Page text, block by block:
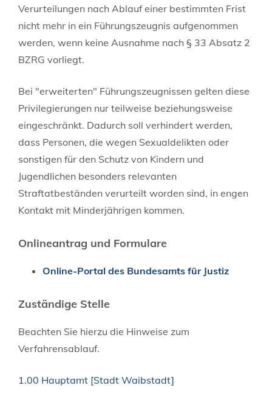
Verurteilungen nach Ablauf einer bestimmten Frist
nicht mehr in ein Führungszeugnis aufgenommen
werden, wenn keine Ausnahme nach § 33 Absatz 2
BZRG vorliegt.
Bei "erweiterten" Führungszeugnissen gelten diese
Privilegierungen nur teilweise beziehungsweise
eingeschränkt. Dadurch soll verhindert werden,
dass Personen, die wegen Sexualdelikten oder
sonstigen für den Schutz von Kindern und
Jugendlichen besonders relevanten
Straftatbeständen verurteilt worden sind, in engen
Kontakt mit Minderjährigen kommen.
Onlineantrag und Formulare
Online-Portal des Bundesamts für Justiz
Zuständige Stelle
Beachten Sie hierzu die Hinweise zum
Verfahrensablauf.
1.00 Hauptamt [Stadt Waibstadt]